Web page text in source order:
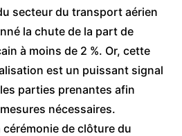
secteur du transport aérien
la chute de la part de
à moins de 2 %. Or, cette
est un puissant signal
parties prenantes afin
nécessaires.
cérémonie de clôture du